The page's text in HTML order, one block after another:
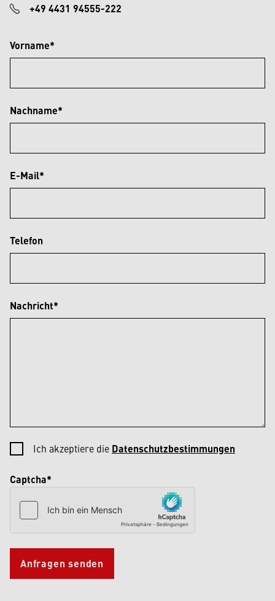
+49 4431 94555-222
Vorname*
Nachname*
E-Mail*
Telefon
Nachricht*
Ich akzeptiere die Datenschutzbestimmungen
Captcha*
Anfragen senden